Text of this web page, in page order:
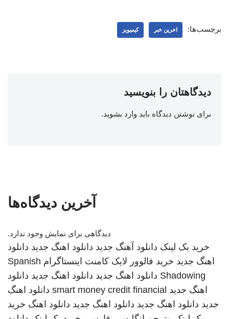
برچسب‌ها: اخرین خبر کیمیویز
دیدگاهتان را بنویسید
برای نوشتن دیدگاه باید وارد بشوید.
آخرین دیدگاه‌ها
دیدگاهی برای نمایش وجود ندارد.
خرید بک لینک دانلود آهنگ جدید دانلود اهنگ جدید دانلود
اهنگ جدید خرید فالوور لایک کامنت اینستاگرام Spanish
Shadowing دانلود اهنگ جدید دانلود اهنگ جدید دانلود
اهنگ جدید smart money credit financial دانلود اهنگ
جدید دانلود اهنگ جدید دانلود اهنگ جدید دانلود اهنگ خرید